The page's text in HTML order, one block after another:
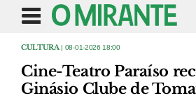
CULTURA | 08-01-2026 18:00
Cine-Teatro Paraíso
Ginásio Clube de